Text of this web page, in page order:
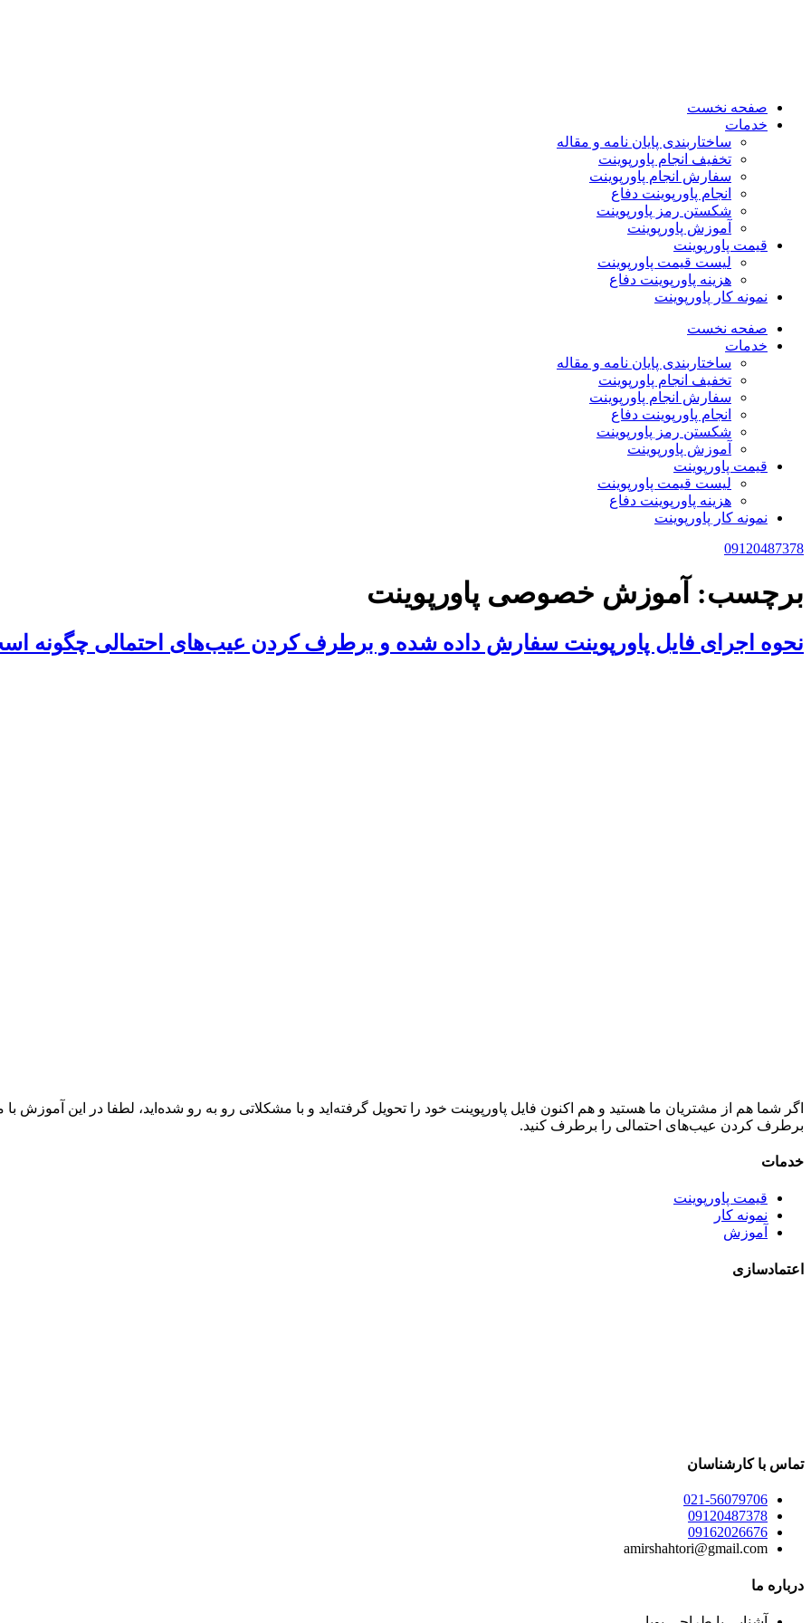
صفحه نخست
خدمات
ساختاربندی پایان نامه و مقاله
تخفیف انجام پاورپوینت
سفارش انجام پاورپوینت
انجام پاورپوینت دفاع
شکستن رمز پاورپوینت
آموزش پاورپوینت
قیمت پاورپوینت
لیست قیمت پاورپوینت
هزینه پاورپوینت دفاع
نمونه کار پاورپوینت
صفحه نخست
خدمات
ساختاربندی پایان نامه و مقاله
تخفیف انجام پاورپوینت
سفارش انجام پاورپوینت
انجام پاورپوینت دفاع
شکستن رمز پاورپوینت
آموزش پاورپوینت
قیمت پاورپوینت
لیست قیمت پاورپوینت
هزینه پاورپوینت دفاع
نمونه کار پاورپوینت
09120487378
برچسب: آموزش خصوصی پاورپوینت
نحوه اجرای فایل پاورپوینت سفارش داده شده و برطرف کردن عیب‌های احتمالی چگونه
اگر شما هم از مشتریان ما هستید و هم اکنون فایل پاورپوینت خود را تحویل گرفته‌اید و با مشکلاتی رو به رو شده‌اید، لطفا در این آموزش
برطرف کردن عیب‌های احتمالی را برطرف کنید.
خدمات
قیمت پاورپوینت
نمونه کار
آموزش
اعتمادسازی
تماس با کارشناسان
021-56079706
09120487378
09162026676
amirshahtori@gmail.com
درباره ما